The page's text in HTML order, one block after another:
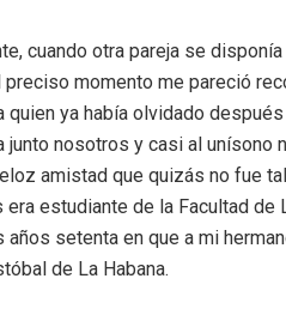
cuando otra pareja se
momento me pareció
quien ya había olvidado
nosotros y casi al unísono
amistad que quizás no fue
estudiante de la Facultad de
setenta en que a mi
de La Habana.